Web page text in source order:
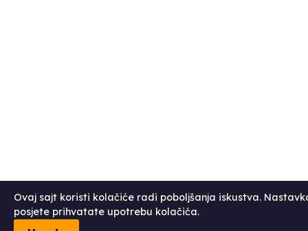
Ovaj sajt koristi kolačiće radi poboljšanja iskustva.
posjete prihvatate upotrebu kolačića.